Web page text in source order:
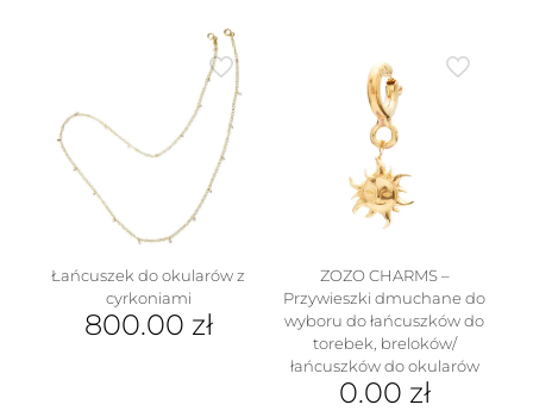
Łańcuszek do okularów z
cyrkoniami
800.00 zł
ZOZO CHARMS –
Przywieszki dmuchane do
wyboru do łańcuszków do
torebek, breloków/
łańcuszków do okularów
0.00 zł